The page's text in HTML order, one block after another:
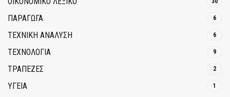
ΠΑΡΑΓΩΓΑ 6
ΤΕΧΝΙΚΗ ΑΝΑΛΥΣΗ 6
ΤΕΧΝΟΛΟΓΙΑ 9
ΤΡΆΠΕΖΕΣ 2
ΥΓΕΙΑ 1